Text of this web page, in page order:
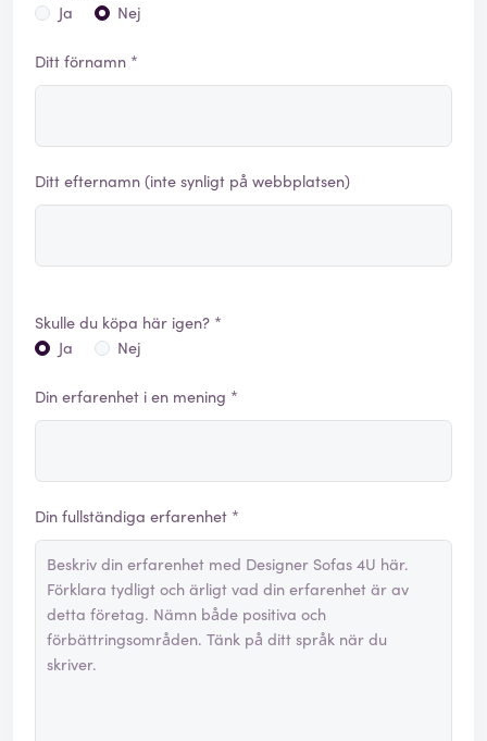
Ja
Nej
Ditt förnamn *
Ditt efternamn (inte synligt på webbplatsen)
Skulle du köpa här igen? *
Ja
Nej
Din erfarenhet i en mening *
Din fullständiga erfarenhet *